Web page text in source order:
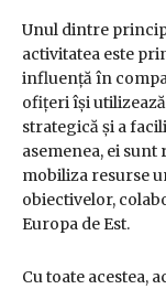
Unul dintre
activitatea este
influență în
ofițeri își
strategică și a
asemenea, ei
mobiliza resurse
obiectivelor,
Europa de Est.
Cu toate acestea,